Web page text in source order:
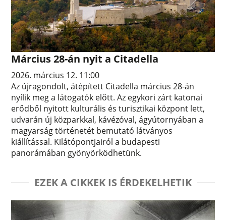
Március 28-án nyit a Citadella
2026. március 12. 11:00
Az újragondolt, átépített Citadella március 28-án
nyílik meg a látogatók előtt. Az egykori zárt katonai
erődből nyitott kulturális és turisztikai központ lett,
udvarán új közparkkal, kávézóval, ágyútornyában a
magyarság történetét bemutató látványos
kiállítással. Kilátópontjairól a budapesti
panorámában gyönyörködhetünk.
EZEK A CIKKEK IS ÉRDEKELHETIK